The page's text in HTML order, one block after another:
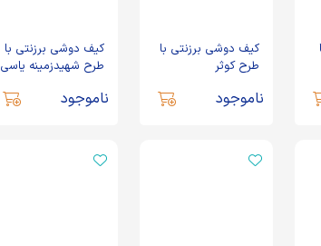
کیف دوشی برزنتی با
طرح کوثر
ناموجود
کیف دوشی برزنتی با
طرح شهیدزمینه یاسی
ناموجود